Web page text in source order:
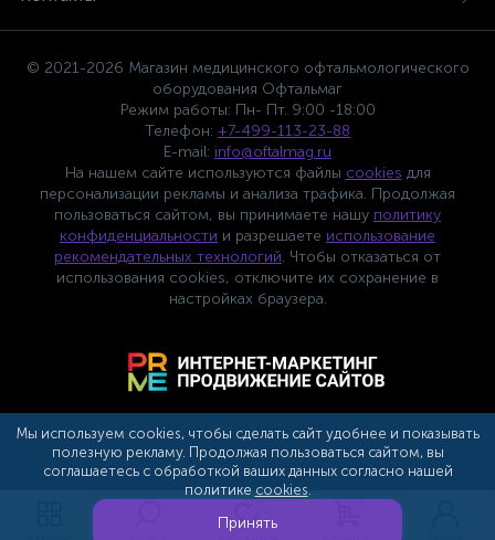
© 2021-2026 Магазин медицинского офтальмологического
оборудования Офтальмаг
Режим работы: Пн- Пт. 9:00 -18:00
Телефон: +7-499-113-23-88
E-mail: info@oftalmag.ru
На нашем сайте используются файлы cookies для
персонализации рекламы и анализа трафика. Продолжая
пользоваться сайтом, вы принимаете нашу политику
конфиденциальности и разрешаете использование
рекомендательных технологий. Чтобы отказаться от
использования cookies, отключите их сохранение в
настройках браузера.
Сотрудничество с партнерами
Мы используем cookies, чтобы сделать сайт удобнее и показывать
полезную рекламу. Продолжая пользоваться сайтом, вы
соглашаетесь с обработкой ваших данных согласно нашей
политике cookies.
Принять